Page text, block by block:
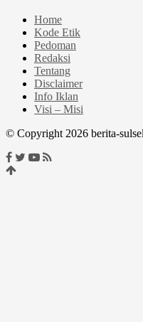
Home
Kode Etik
Pedoman
Redaksi
Tentang
Disclaimer
Info Iklan
Visi – Misi
© Copyright 2026 berita-